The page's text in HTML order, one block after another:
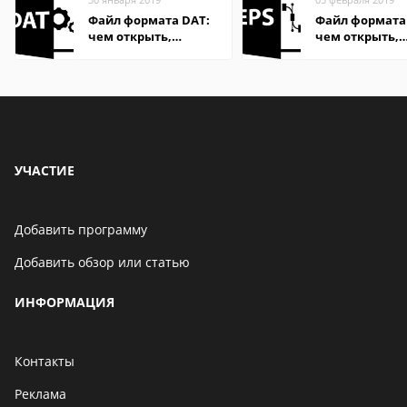
Файл формата DAT:
чем открыть,
Файл формата
чем открыть,
УЧАСТИЕ
Добавить программу
Добавить обзор или статью
ИНФОРМАЦИЯ
Контакты
Реклама